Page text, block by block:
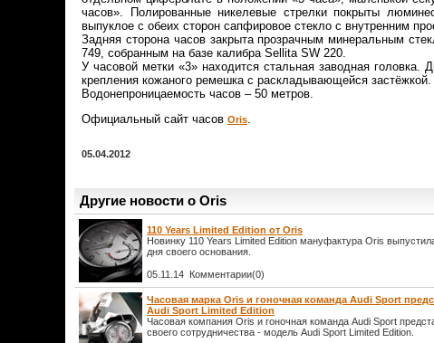
часов». Полированные никелевые стрелки покрыты
выпуклое с обеих сторон сапфировое стекло с внутренним
Задняя сторона часов закрыта прозрачным минеральным
749, собранным на базе калибра Sellita SW 220.
У часовой метки «3» находится стальная заводная
крепления кожаного ремешка с раскладывающейся застёжкой.
Водонепроницаемость часов – 50 метров.
Официальный сайт часов Oris.
05.04.2012
Другие новости о Oris
110 Years Limited Edition от Oris
Новинку 110 Years Limited Edition мануфактура Oris
дня своего основания.
05.11.14 Комментарии(0)
Часовая марка Oris и гоночная команда Audi Sport
Audi Sport Limited Edition
Часовая компания Oris и гоночная команда Audi Sport
своего сотрудничества - модель Audi Sport Limited Edition.